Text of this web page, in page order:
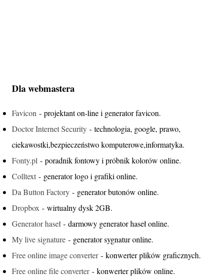
Dla webmastera
Favicon - projektant on-line i generator favicon.
Doctor Internet Security - technologia, google, prawo,
ciekawostki,bezpieczeństwo komputerowe,informatyka.
Fonty.pl - poradnik fontowy i próbnik kolorów online.
Colltext - generator logo i grafiki online.
Da Button Factory - generator butonów online.
Dropbox - wirtualny dysk 2GB.
Generator haseł - darmowy generator haseł online.
My live signature - generator sygnatur online.
Free online image converter- konwerter plików graficznych.
Free online file converter- konwerter plików online.